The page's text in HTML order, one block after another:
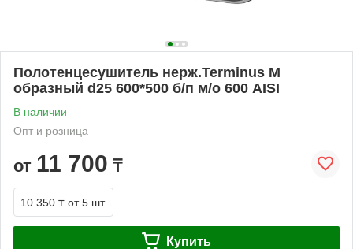
Полотенцесушитель нерж.Terminus М
образный d25 600*500 б/п м/о 600 AISI
В наличии
Опт и розница
от 11 700 ₸
10 350 ₸ от 5 шт.
Купить